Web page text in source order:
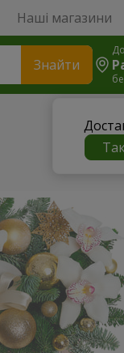
Наші магазини
Знайти
Так